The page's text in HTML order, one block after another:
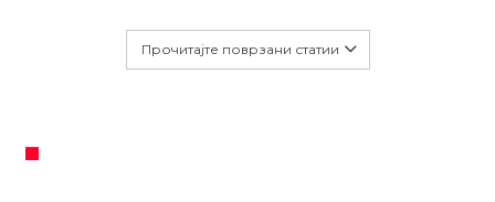
Прочитајте поврзани статии